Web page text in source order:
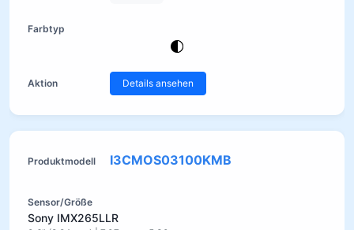
Details ansehen
I3CMOS03100KMB
Sony IMX265LLR